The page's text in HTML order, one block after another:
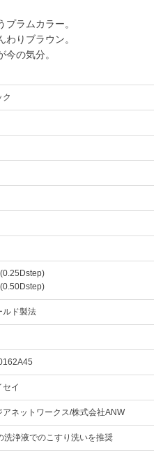
ラムカラー。
りブラウン。
の気分。
ク
ルド製法
セイ
アネットワークス/株式会社ANW
洗浄液でのこすり洗いを推奨